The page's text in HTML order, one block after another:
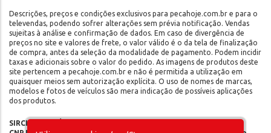
Descrições, preços e condições exclusivos para pecahoje.com.br e para o
televendas, podendo sofrer alterações sem prévia notificação. Vendas
sujeitas à análise e confirmação de dados. Em caso de divergência de
preços no site e valores de frete, o valor válido é o da tela de finalização
de compra, antes da seleção da modalidade de pagamento. Podem incidir
taxas e adicionais sobre o valor do pedido. As imagens de produtos deste
site pertencem a pecahoje.com.br e não é permitida a utilização em
quaisquer meios sem autorização explícita. O uso de nomes de marcas,
modelos e fotos de veículos são mera indicação de possíveis aplicações
dos produtos.
SIRCILLI COMÉRCIO DE COMPONENTES AUTOMOTIVOS LTDA |